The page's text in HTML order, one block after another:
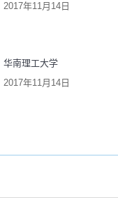
2017年11月14日
华南理工大学
2017年11月14日